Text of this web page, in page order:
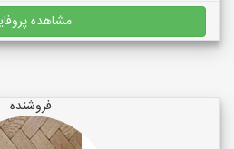
مشاهده
فروشنده